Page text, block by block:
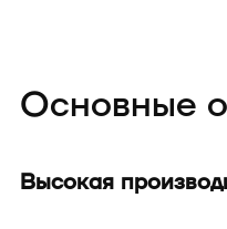
Основные
Высокая